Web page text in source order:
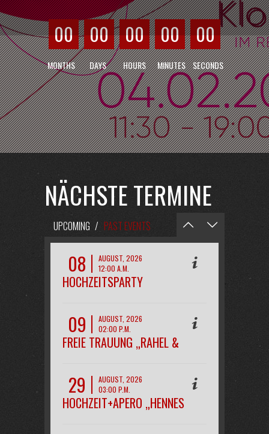
00 00 00 00 00
MONTHS DAYS HOURS MINUTES SECONDS
NÄCHSTE TERMINE
UPCOMING / PAST EVENTS
08
AUGUST, 2026
12:00 A.M.
HOCHZEITSPARTY
09
AUGUST, 2026
02:00 P.M.
FREIE TRAUUNG „RAHEL &
29
AUGUST, 2026
03:00 P.M.
HOCHZEIT+APERO „HENNES